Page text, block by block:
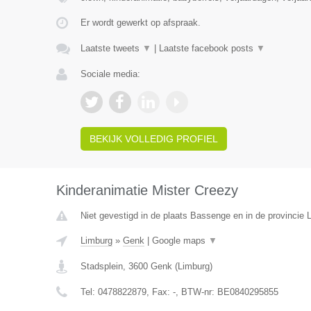
Er wordt gewerkt op afspraak.
Laatste tweets ▼ Laatste facebook posts ▼
Sociale media:
BEKIJK VOLLEDIG PROFIEL
Kinderanimatie Mister Creezy
Niet gevestigd in de plaats Bassenge en in de provincie
Limburg» Genk| Google maps ▼
Stadsplein, 3600 Genk(Limburg)
Tel: 0478822879, Fax: -, BTW-nr: BE0840295855